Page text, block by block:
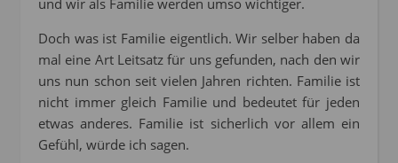
und wir als Familie werden umso wichtiger.
Doch was ist Familie eigentlich. Wir selber haben da
mal eine Art Leitsatz für uns gefunden, nach den wir
uns nun schon seit vielen Jahren richten. Familie ist
nicht immer gleich Familie und bedeutet für jeden
etwas anderes. Familie ist sicherlich vor allem ein
Gefühl, würde ich sagen.